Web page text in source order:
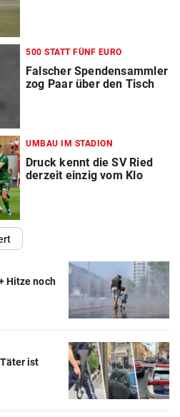
500 STATT FÜNF EURO
Falscher Spendensammler
zog Paar über den Tisch
UMBAU IM STADION
Druck kennt die SV Ried
derzeit einzig vom Klo
Hitze noch
ist